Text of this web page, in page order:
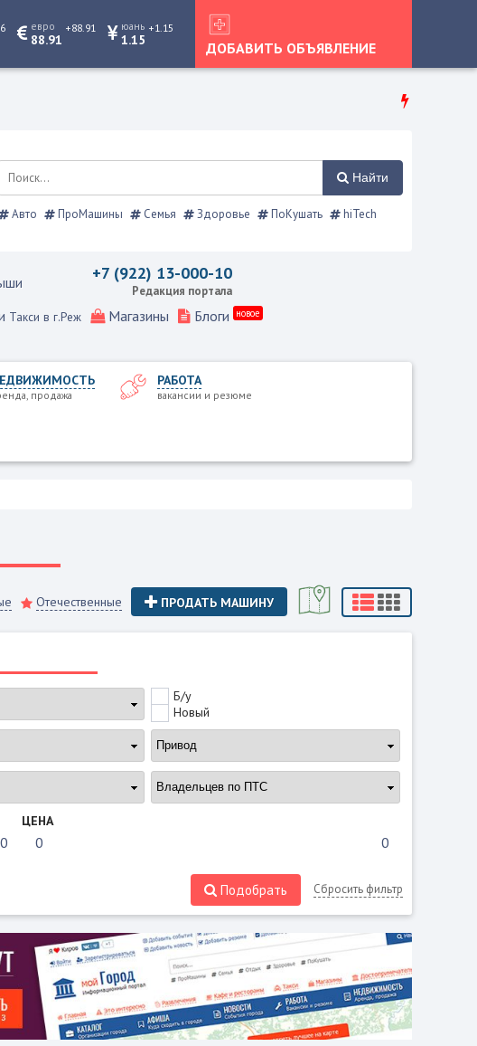
евро
88.91
+88.91 юань
1.15
+1.15
ДОБАВИТЬ ОБЪЯВЛЕНИЕ
справочник
Найти
Авто ПроМашины Семья Здоровье ПоКушать hiTech
+7 (922) 13-000-10
Редакция портала
Такси в г.Реж Магазины Блоги новое
продажа
РАБОТА
вакансии и резюме
Отечественные ПРОДАТЬ МАШИНУ
Б/у
Новый
ЦЕНА
Подобрать Сбросить фильтр